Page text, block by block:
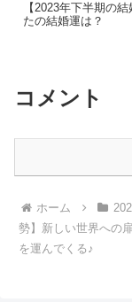
【2023年下半期の
たの結婚運は？
コメント
ホーム
勢】新しい世界への
を運んでくる♪